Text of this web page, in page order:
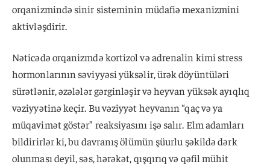
orqanizmində sinir sisteminin müdafiə mexanizmini
aktivləşdirir.
Nəticədə orqanizmdə kortizol və adrenalin kimi stress
hormonlarının səviyyəsi yüksəlir, ürək döyüntüləri
sürətlənir, əzələlər gərginləşir və heyvan yüksək ayıqlıq
vəziyyətinə keçir. Bu vəziyyət heyvanın “qaç və ya
müqavimət göstər” reaksiyasını işə salır. Elm adamları
bildirirlər ki, bu davranış ölümün şüurlu şəkildə dərk
olunması deyil, səs, hərəkət, qışqırıq və qəfil mühit